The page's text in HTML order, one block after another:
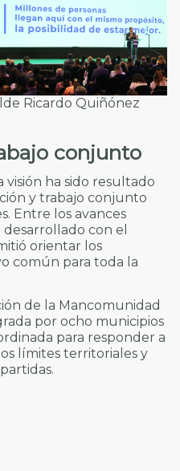
Ricardo Quiñónez
conjunto
visión ha sido resultado
y trabajo conjunto
Entre los avances
con el
orientar los
común para toda la
de la Mancomunidad
por ocho municipios
para responder a
límites territoriales y